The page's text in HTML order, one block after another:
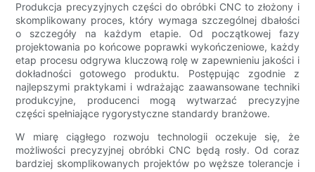
Produkcja precyzyjnych części do obróbki CNC to złożony i
skomplikowany proces, który wymaga szczególnej dbałości
o szczegóły na każdym etapie. Od początkowej fazy
projektowania po końcowe poprawki wykończeniowe, każdy
etap procesu odgrywa kluczową rolę w zapewnieniu jakości i
dokładności gotowego produktu. Postępując zgodnie z
najlepszymi praktykami i wdrażając zaawansowane techniki
produkcyjne, producenci mogą wytwarzać precyzyjne
części spełniające rygorystyczne standardy branżowe.
W miarę ciągłego rozwoju technologii oczekuje się, że
możliwości precyzyjnej obróbki CNC będą rosły. Od coraz
bardziej skomplikowanych projektów po węższe tolerancje i